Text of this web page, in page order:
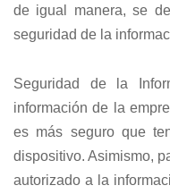
de igual manera, se
seguridad de la
Seguridad de la
información de la
es más seguro que
dispositivo. Asimismo,
autorizado a la